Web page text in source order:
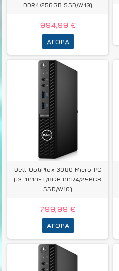
DDR4/256GB SSD/W10)
994,99 €
ΑΓΟΡΆ
Dell OptiPlex 3080 Micro PC
(i3-10105T/8GB DDR4/256GB
SSD/W10)
799,99 €
ΑΓΟΡΆ